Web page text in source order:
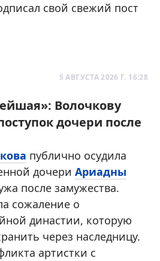
свой свежий пост
5 АВГУСТА 2026 Г. 16:28
Волочкову
дочери после
публично осудила
дочери Ариадны
после замужества.
сожаление о
династии, которую
через наследницу.
артистки с